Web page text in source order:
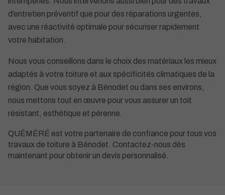
d’entretien préventif que pour des réparations urgentes,
avec une réactivité optimale pour sécuriser rapidement
votre habitation.
Nous vous conseillons dans le choix des matériaux les mieux
adaptés à votre toiture et aux spécificités climatiques de la
région. Que vous soyez à Bénodet ou dans ses environs,
nous mettons tout en œuvre pour vous assurer un toit
résistant, esthétique et pérenne.
QUÉMÉRÉ est votre partenaire de confiance pour tous vos
travaux de toiture à Bénodet. Contactez-nous dès
maintenant pour obtenir un devis personnalisé.